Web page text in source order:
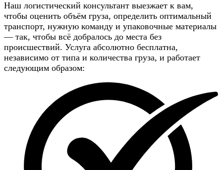
Наш логистический консультант выезжает к вам,
чтобы оценить объём груза, определить оптимальный
транспорт, нужную команду и упаковочные материалы
— так, чтобы всё добралось до места без
происшествий. Услуга абсолютно бесплатна,
независимо от типа и количества груза, и работает
следующим образом: